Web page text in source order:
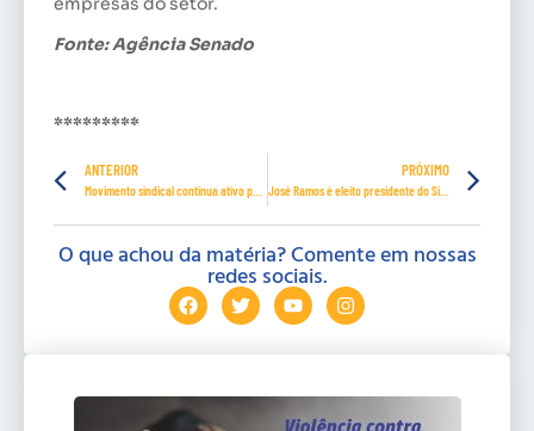
Fonte: Agência Senado
*********
ANTERIOR PRÓXIMO
José Ramos é eleito presidente do Sindhoteis e reforça a categoria
O que achou da matéria? Comente em nossas
redes sociais.